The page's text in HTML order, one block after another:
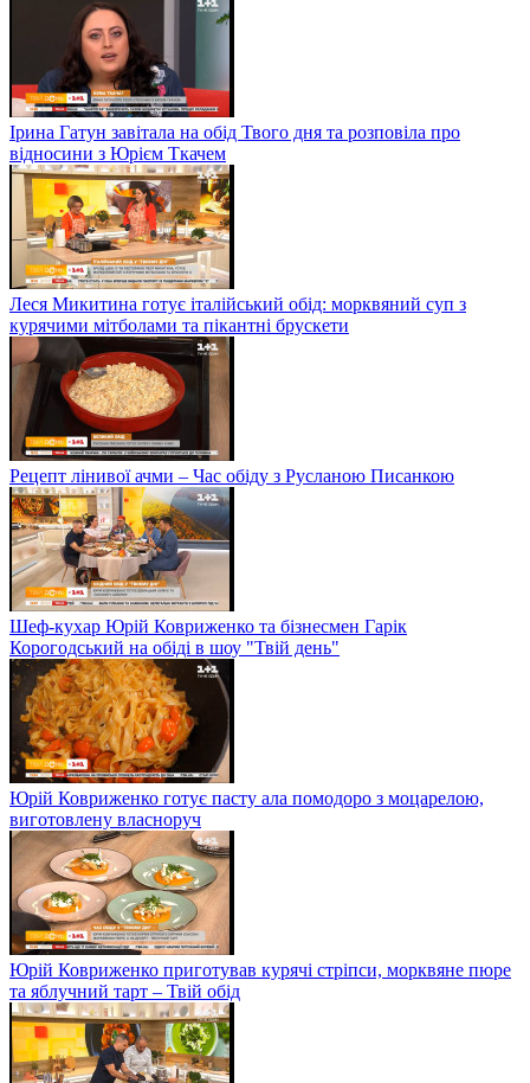
Ірина Гатун завітала на обід Твого дня та розповіла про
відносини з Юрієм Ткачем
Леся Микитина готує італійський обід: морквяний суп з
курячими мітболами та пікантні брускети
Рецепт лінивої ачми – Час обіду з Русланою Писанкою
Шеф-кухар Юрій Ковриженко та бізнесмен Гарік
Корогодський на обіді в шоу "Твій день"
Юрій Ковриженко готує пасту ала помодоро з моцарелою,
виготовлену власноруч
Юрій Ковриженко приготував курячі стріпси, морквяне пюре
та яблучний тарт – Твій обід